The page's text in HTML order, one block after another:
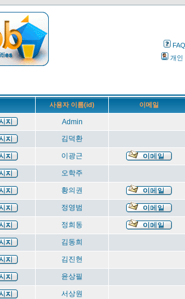
FAQ
개인
사용자 이름(id) 이메일
Admin
김덕환
이광근
오학주
황의권
정영범
정희동
김동희
김진현
윤상필
서상원